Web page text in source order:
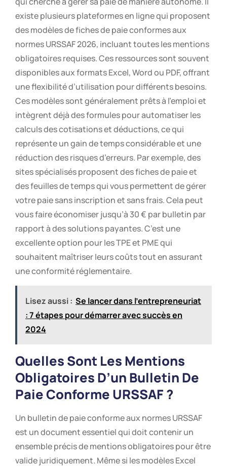
existe plusieurs plateformes en ligne qui proposent
des modèles de fiches de paie conformes aux
normes URSSAF 2026, incluant toutes les mentions
obligatoires requises. Ces ressources sont souvent
disponibles aux formats Excel, Word ou PDF, offrant
une flexibilité d’utilisation pour différents besoins.
Ces modèles sont généralement prêts à l’emploi et
intègrent déjà des formules pour automatiser les
calculs des cotisations et déductions, ce qui
représente un gain de temps considérable et une
réduction des risques d’erreurs. Par exemple, des
sites spécialisés proposent des fiches de paie et
des feuilles de temps qui vous permettent de gérer
votre paie sans inscription et sans frais. Cela peut
vous faire économiser jusqu’à 30 € par bulletin par
rapport à des solutions payantes. C’est une
excellente option pour les TPE et PME qui
souhaitent maîtriser leurs coûts tout en assurant
une conformité réglementaire.
Lisez aussi : Se lancer dans l’entrepreneuriat
: 7 étapes pour démarrer avec succès en
2024
Quelles Sont Les Mentions
Obligatoires D’un Bulletin De
Paie Conforme URSSAF ?
Un bulletin de paie conforme aux normes URSSAF
est un document essentiel qui doit contenir un
ensemble précis de mentions obligatoires pour être
valide juridiquement. Même si les modèles Excel